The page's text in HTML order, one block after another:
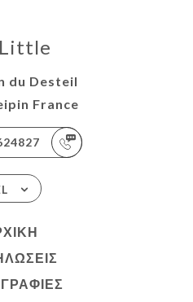
du Desteil
France